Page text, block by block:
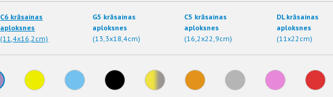
C6 krāsainas
aploksnes
(11,4x16,2cm)
G5 krāsainas
aploksnes
(13,3x18,4cm)
C5 krāsainas
aploksnes
(16,2x22,9cm)
DL krāsainas
aploksnes
(11x22cm)